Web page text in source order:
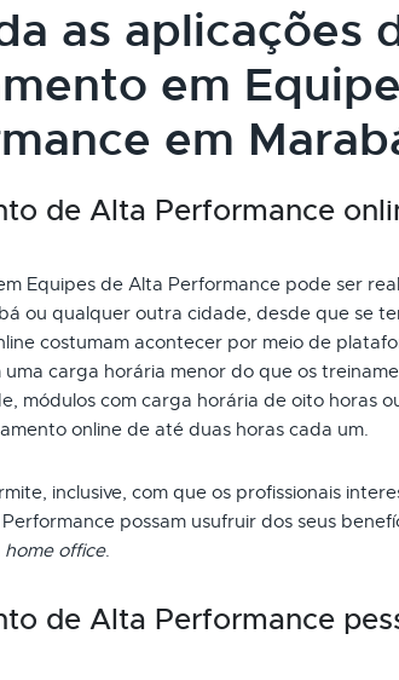
as aplicações
em
em
de Alta Performance
Equipes de Alta Performance pode ser
ou qualquer outra cidade, desde que se
costumam acontecer por meio de
carga horária menor do que os
módulos com carga horária de oito horas
online de até duas horas cada um.
inclusive, com que os profissionais
possam usufruir dos seus
home office.
de Alta Performance